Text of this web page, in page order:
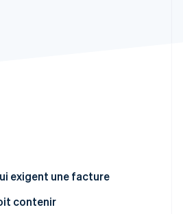
Stripe construit l’infrastructure
exigent une facture
contenir